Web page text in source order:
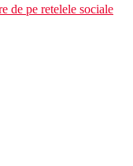
de pe retelele sociale